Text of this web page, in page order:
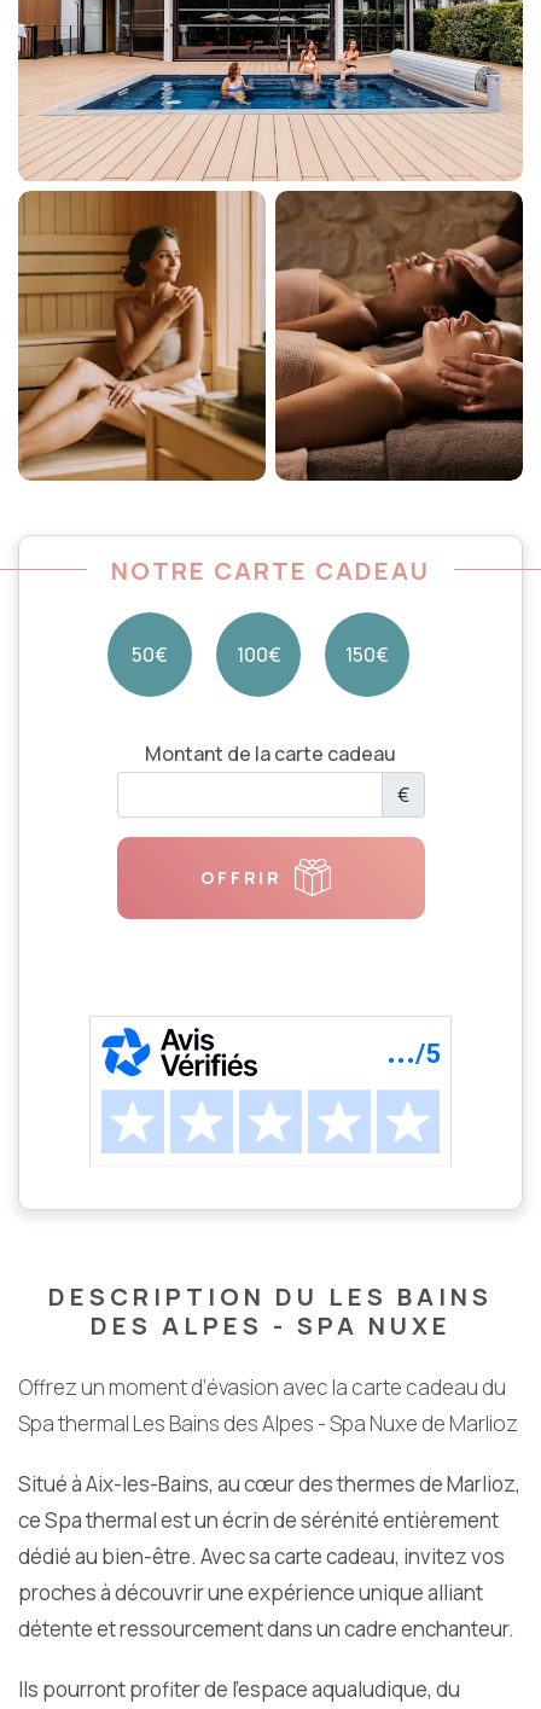
NOTRE CARTE CADEAU
50€ 100€ 150€
Montant de la carte cadeau
€
OFFRIR
DESCRIPTION DU LES BAINS
DES ALPES - SPA NUXE
Offrez un moment d’évasion avec la carte cadeau du
Spa thermal Les Bains des Alpes - Spa Nuxe de Marlioz
Situé à Aix-les-Bains, au cœur des thermes de Marlioz,
ce Spa thermal est un écrin de sérénité entièrement
dédié au bien-être. Avec sa carte cadeau, invitez vos
proches à découvrir une expérience unique alliant
détente et ressourcement dans un cadre enchanteur.
Ils pourront profiter de l'espace aqualudique, du